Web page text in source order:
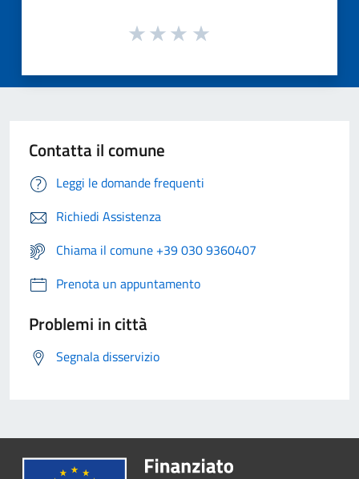
Contatta il comune
Leggi le domande frequenti
Richiedi Assistenza
Chiama il comune +39 030 9360407
Prenota un appuntamento
Problemi in città
Segnala disservizio